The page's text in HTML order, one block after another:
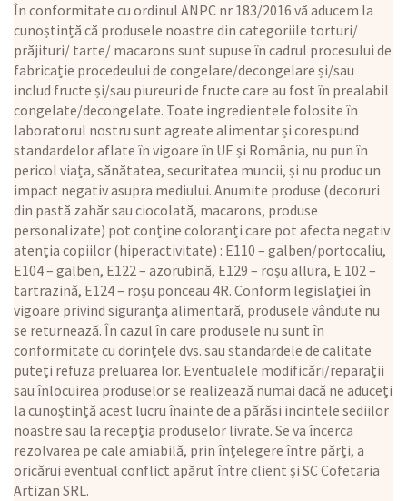
În conformitate cu ordinul ANPC nr 183/2016 vă aducem la
cunoștință că produsele noastre din categoriile torturi/
prăjituri/ tarte/ macarons sunt supuse în cadrul procesului de
fabricație procedeului de congelare/decongelare și/sau
includ fructe și/sau piureuri de fructe care au fost în prealabil
congelate/decongelate. Toate ingredientele folosite în
laboratorul nostru sunt agreate alimentar și corespund
standardelor aflate în vigoare în UE și România, nu pun în
pericol viața, sănătatea, securitatea muncii, și nu produc un
impact negativ asupra mediului. Anumite produse (decoruri
din pastă zahăr sau ciocolată, macarons, produse
personalizate) pot conține coloranți care pot afecta negativ
atenția copiilor (hiperactivitate) : E110 – galben/portocaliu,
E104 – galben, E122 – azorubină, E129 – roșu allura, E 102 –
tartrazină, E124 – roșu ponceau 4R. Conform legislației în
vigoare privind siguranța alimentară, produsele vândute nu
se returnează. În cazul în care produsele nu sunt în
conformitate cu dorințele dvs. sau standardele de calitate
puteți refuza preluarea lor. Eventualele modificări/reparații
sau înlocuirea produselor se realizează numai dacă ne aduceți
la cunoștință acest lucru înainte de a părăsi incintele sediilor
noastre sau la recepția produselor livrate. Se va încerca
rezolvarea pe cale amiabilă, prin înțelegere între părți, a
oricărui eventual conflict apărut între client și SC Cofetaria
Artizan SRL.